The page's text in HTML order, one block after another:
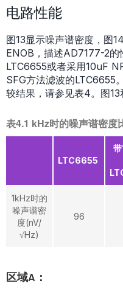
电路性能
图13显示噪声谱密度，图
ENOB，描述AD7177-2的
LTC6655或者采用10uF
SFG方法滤波的LTC6655
较结果，请参见表4。图13
表4.1 kHz时的噪声谱密度
LTC6655
1kHz时的
噪声谱密
度(nV/
√Hz)
96
区域A：